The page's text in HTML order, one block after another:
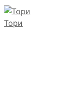
Тори